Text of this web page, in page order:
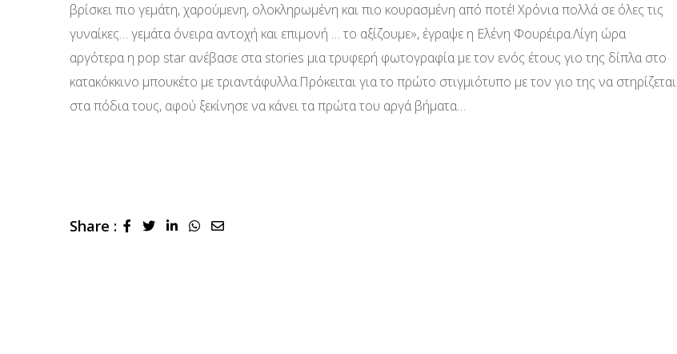
βρίσκει πιο γεμάτη, χαρούμενη, ολοκληρωμένη και πιο κουρασμένη από ποτέ! Χρόνια πολλά σε όλες τις
γυναίκες… γεμάτα όνειρα αντοχή και επιμονή … το αξίζουμε», έγραψε η Ελένη Φουρέιρα.Λίγη ώρα
αργότερα η pop star ανέβασε στα stories μια τρυφερή φωτογραφία με τον ενός έτους γιο της δίπλα στο
κατακόκκινο μπουκέτο με τριαντάφυλλα.Πρόκειται για το πρώτο στιγμιότυπο με τον γιο της να στηρίζεται
στα πόδια τους, αφού ξεκίνησε να κάνει τα πρώτα του αργά βήματα…
Share : LinkedInWhatsapp
Share